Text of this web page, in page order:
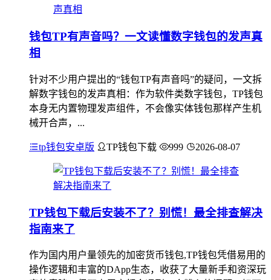
钱包TP有声音吗？一文读懂数字钱包的发声真
相
针对不少用户提出的“钱包TP有声音吗”的疑问，一文拆
解数字钱包的发声真相：作为软件类数字钱包，TP钱包
本身无内置物理发声组件，不会像实体钱包那样产生机
械开合声，...
tp钱包安卓版 TP钱包下载 999 2026-08-07
TP钱包下载后安装不了？别慌！最全排查解决
指南来了
作为国内用户量领先的加密货币钱包,TP钱包凭借易用的
操作逻辑和丰富的DApp生态，收获了大量新手和资深玩